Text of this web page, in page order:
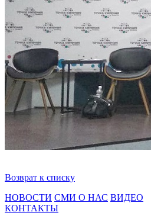
Возврат к списку
НОВОСТИ СМИ О НАС ВИДЕО
КОНТАКТЫ